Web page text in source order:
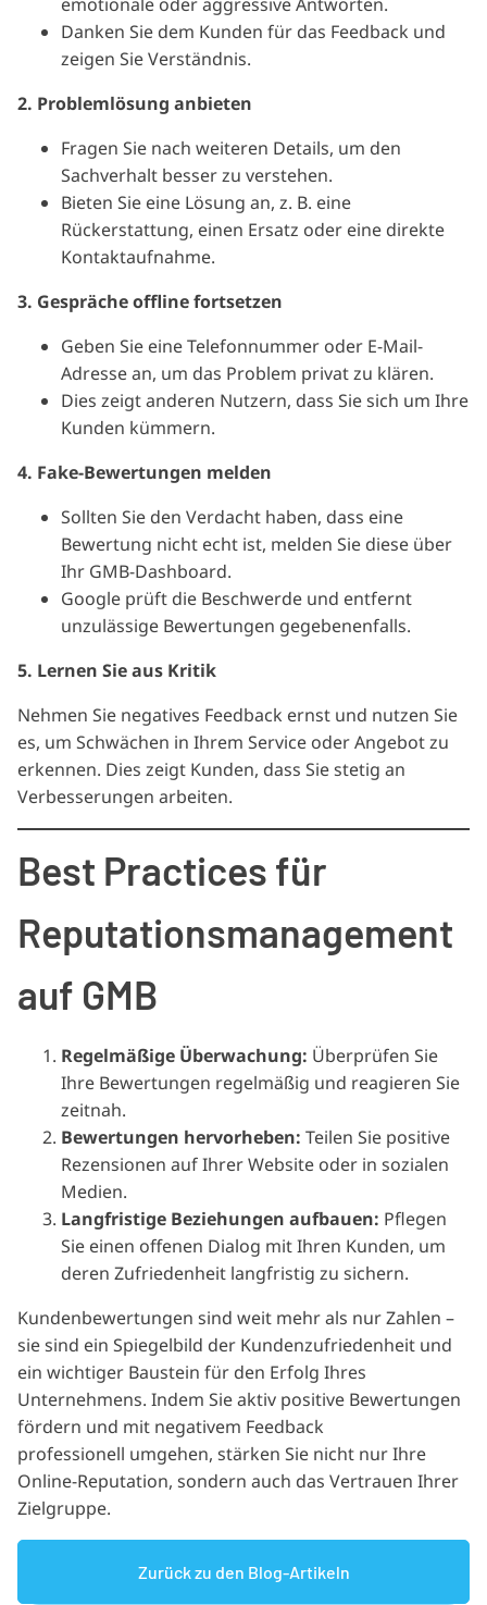
Danken Sie dem Kunden für das Feedback und
zeigen Sie Verständnis.
2. Problemlösung anbieten
Fragen Sie nach weiteren Details, um den
Sachverhalt besser zu verstehen.
Bieten Sie eine Lösung an, z. B. eine
Rückerstattung, einen Ersatz oder eine direkte
Kontaktaufnahme.
3. Gespräche offline fortsetzen
Geben Sie eine Telefonnummer oder E-Mail-
Adresse an, um das Problem privat zu klären.
Dies zeigt anderen Nutzern, dass Sie sich um Ihre
Kunden kümmern.
4. Fake-Bewertungen melden
Sollten Sie den Verdacht haben, dass eine
Bewertung nicht echt ist, melden Sie diese über
Ihr GMB-Dashboard.
Google prüft die Beschwerde und entfernt
unzulässige Bewertungen gegebenenfalls.
5. Lernen Sie aus Kritik
Nehmen Sie negatives Feedback ernst und nutzen Sie
es, um Schwächen in Ihrem Service oder Angebot zu
erkennen. Dies zeigt Kunden, dass Sie stetig an
Verbesserungen arbeiten.
Best Practices für
Reputationsmanagement
auf GMB
Regelmäßige Überwachung: Überprüfen Sie
Ihre Bewertungen regelmäßig und reagieren Sie
zeitnah.
Bewertungen hervorheben: Teilen Sie positive
Rezensionen auf Ihrer Website oder in sozialen
Medien.
Langfristige Beziehungen aufbauen: Pflegen
Sie einen offenen Dialog mit Ihren Kunden, um
deren Zufriedenheit langfristig zu sichern.
Kundenbewertungen sind weit mehr als nur Zahlen –
sie sind ein Spiegelbild der Kundenzufriedenheit und
ein wichtiger Baustein für den Erfolg Ihres
Unternehmens. Indem Sie aktiv positive Bewertungen
fördern und mit negativem Feedback
professionell umgehen, stärken Sie nicht nur Ihre
Online-Reputation, sondern auch das Vertrauen Ihrer
Zielgruppe.
Zurück zu den Blog-Artikeln